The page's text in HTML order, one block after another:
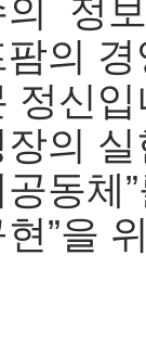
의 정
팜의
정신
장의
공동체
현”을